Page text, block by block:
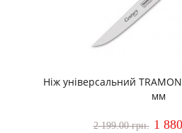
Ніж універсальний
мм
2 199.00 грн. 1